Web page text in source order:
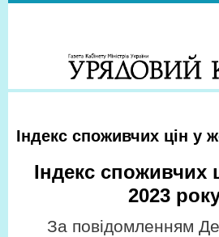
Індекс споживчих цін у
Індекс споживчих
2023
За повідомленням